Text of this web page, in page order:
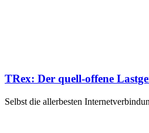
TRex: Der quell-offene
Selbst die allerbesten